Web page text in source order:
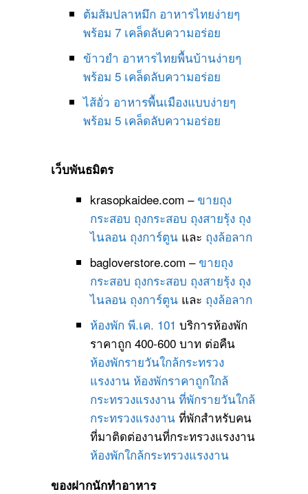
ต้มส้มปลาหมึก อาหารไทยง่ายๆ
พร้อม 7 เคล็ดลับความอร่อย
ข้าวยำ อาหารไทยพื้นบ้านง่ายๆ
พร้อม 5 เคล็ดลับความอร่อย
ไส้อั่ว อาหารพื้นเมืองแบบง่ายๆ
พร้อม 5 เคล็ดลับความอร่อย
เว็บพันธมิตร
krasopkaidee.com –ขายถุง
กระสอบ ถุงกระสอบ ถุงสายรุ้ง ถุง
ไนลอน ถุงการ์ตูนและ ถุงล้อลาก
bagloverstore.com –ขายถุง
กระสอบ ถุงกระสอบ ถุงสายรุ้ง ถุง
ไนลอน ถุงการ์ตูนและ ถุงล้อลาก
ห้องพัก พี.เค. 101 บริการห้องพัก
ราคาถูก 400-600 บาท ต่อคืน
ห้องพักรายวันใกล้กระทรวง
แรงงาน ห้องพักราคาถูกใกล้
กระทรวงแรงงาน ที่พักรายวันใกล้
กระทรวงแรงงานที่พักสำหรับคน
ที่มาติดต่องานที่กระทรวงแรงงาน
ห้องพักใกล้กระทรวงแรงงาน
ของฝากนักทำอาหาร